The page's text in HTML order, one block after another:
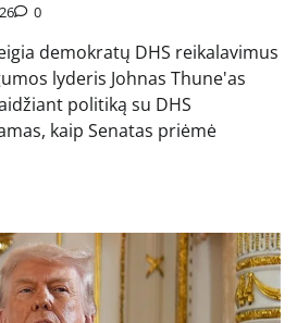
0
demokratų DHS reikalavimus
lyderis Johnas Thune'as
politiką su DHS
kaip Senatas priėmė